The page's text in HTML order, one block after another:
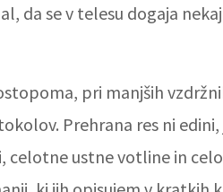
da se v telesu dogaja
pri manjših
Prehrana res ni
celotne ustne votline in